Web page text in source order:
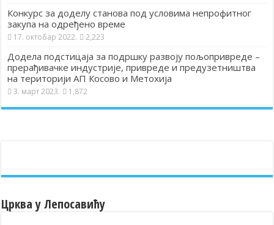
Конкурс за доделу станова под условима непрофитног
закупа на одређено време
17. октобар 2022. 2,223
Додела подстицаја за подршку развоју пољопривреде –
прерађивачке индустрије, привреде и предузетништва
на територији АП Косово и Метохија
3. март 2023. 1,872
Црква у Лепосавићу